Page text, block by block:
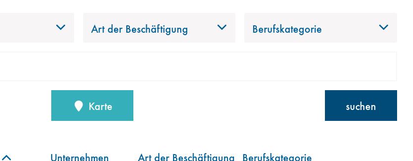
Art der Beschäftigung Berufskategorie
Karte suchen
Unternehmen Art der Beschäftigung Berufskategorie